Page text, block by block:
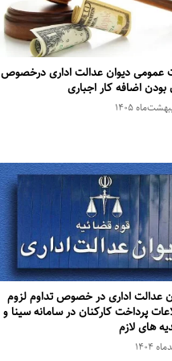
عمومی دیوان عدالت اداری درخصوص
بودن اضافه کار اجباری
عدالت اداری در خصوص تداوم لزوم
پرداخت کارکنان در سامانه سینا و
های لازم